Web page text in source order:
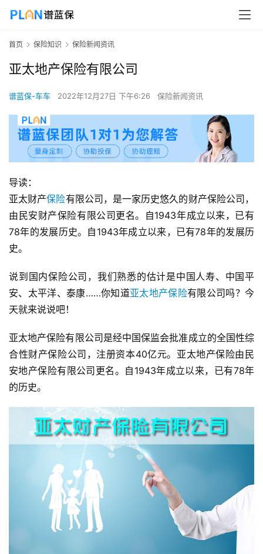
首页 保险知识 保险新闻资讯
亚太地产保险有限公司
谱蓝保-车车 2022年12月27日 下午6:26 保险新闻资讯
导读：
亚太财产保险有限公司，是一家历史悠久的财产保险公司，
由民安财产保险有限公司更名。自1943年成立以来，已有
78年的发展历史。自1943年成立以来，已有78年的发展历
史。
说到国内保险公司，我们熟悉的估计是中国人寿、中国平
安、太平洋、泰康……你知道亚太地产保险有限公司吗？今
天就来说说吧！
亚太地产保险有限公司是经中国保监会批准成立的全国性综
合性财产保险公司，注册资本40亿元。亚太地产保险由民
安地产保险有限公司更名。自1943年成立以来，已有78年
的历史。